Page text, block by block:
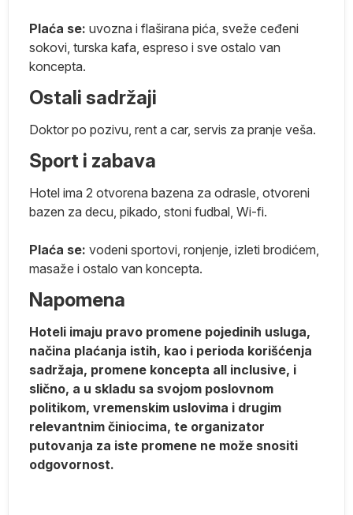
Plaća se: uvozna i flaširana pića, sveže ceđeni
sokovi, turska kafa, espreso i sve ostalo van
koncepta.
Ostali sadržaji
Doktor po pozivu, rent a car, servis za pranje veša.
Sport i zabava
Hotel ima 2 otvorena bazena za odrasle, otvoreni
bazen za decu, pikado, stoni fudbal, Wi-fi.
Plaća se: vodeni sportovi, ronjenje, izleti brodićem,
masaže i ostalo van koncepta.
Napomena
Hoteli imaju pravo promene pojedinih usluga,
načina plaćanja istih, kao i perioda korišćenja
sadržaja, promene koncepta all inclusive, i
slično, a u skladu sa svojom poslovnom
politikom, vremenskim uslovima i drugim
relevantnim činiocima, te organizator
putovanja za iste promene ne može snositi
odgovornost.